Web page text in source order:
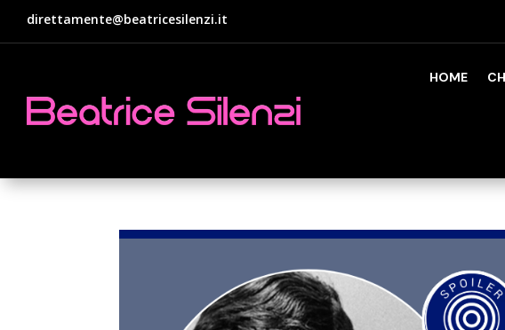
direttamente@beatricesilenzi.it
HOME